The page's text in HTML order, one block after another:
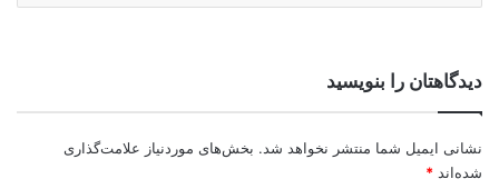
دیدگاهتان را بنویسید
نشانی ایمیل شما منتشر نخواهد شد. بخش‌های موردنیاز علامت‌گذاری
شده‌اند *